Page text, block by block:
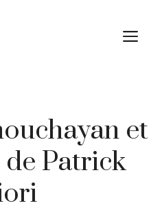
et
de Patrick